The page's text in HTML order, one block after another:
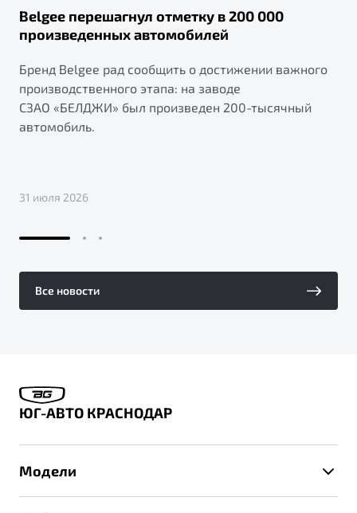
Belgee перешагнул отметку в 200 000
произведенных автомобилей
Бренд Belgee рад сообщить о достижении важного
производственного этапа: на заводе
СЗАО «БЕЛДЖИ» был произведен 200-тысячный
автомобиль.
31 июля 2026
Все новости
ЮГ-АВТО КРАСНОДАР
Модели